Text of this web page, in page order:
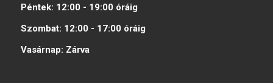
Péntek: 12:00 - 19:00 óráig
Szombat: 12:00 - 17:00 óráig
Vasárnap: Zárva